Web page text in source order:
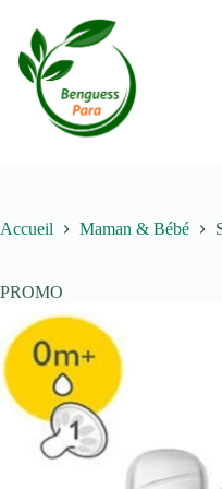
contenu
Accueil Maman & Bébé
PROMO